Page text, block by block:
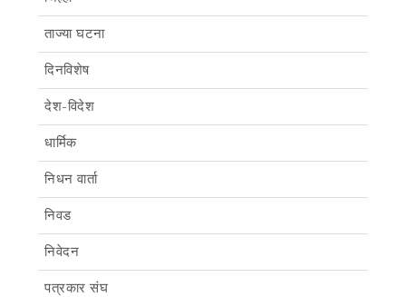
ताज्या घटना
दिनविशेष
देश-विदेश
धार्मिक
निधन वार्ता
निवड
निवेदन
पत्रकार संघ